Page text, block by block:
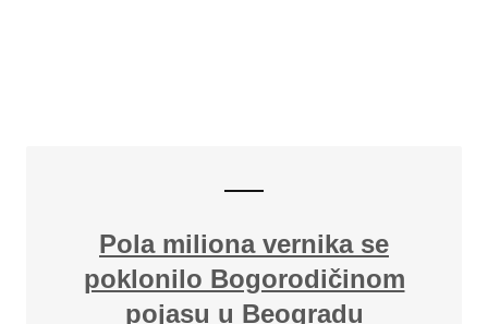
Pola miliona vernika se
poklonilo Bogorodičinom
pojasu u Beogradu